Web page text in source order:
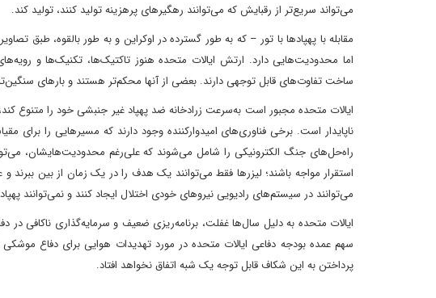
می‌تواند سریع‌تر از رقبایش که می‌توانند رهگیرهای پرهزینه تولید کنند، تولید کند.
مقابله با پهپادها با تور – که به طور گسترده در اوکراین و به طور بالقوه، طبق
اما محدودیت‌هایی دارد. ارتش ایالات متحده هنوز تاکتیک‌ها، تکنیک‌ها و
ساخت تفاوت‌های قابل توجهی دارند. بعضی از آنها محکم‌تر هستند و بارهای
ایالات متحده مجبور است به‌سرعت زرادخانه ضد پهپاد غیر جنبشی خود را متنوع کند،
ناپایدار است. برخی فناوری‌های امیدوارکننده وجود دارند که مسیرهایی را برای
راه‌حل‌های جنگ الکترونیکی را شامل می‌شوند که علی‌رغم محدودیت‌هایشان،
استقرار مواجه باشند؛ لیزرها فقط می‌توانند یک هدف را در یک زمان از بین
می‌توانند در سیستم‌های رادیویی نیروهای خودی اختلال ایجاد کنند و نمی‌توانند
ایالات متحده به دلیل سال‌ها غفلت، برنامه‌ریزی ضعیف و سرمایه‌گذاری ناکافی در
سهم عمده بودجه دفاعی ایالات متحده در مورد تهدیدات هوایی برای دفاع
پرداختن به این شکاف قابل توجه یک شبه اتفاق نخواهد افتاد.